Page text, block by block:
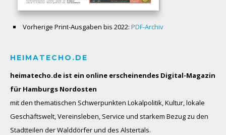
Vorherige Print-Ausgaben bis 2022: PDF-Archiv
HEIMATECHO.DE
heimatecho.de ist ein online erscheinendes Digital-Magazin
für Hamburgs Nordosten
mit den thematischen Schwerpunkten Lokalpolitik, Kultur, lokale
Geschäftswelt, Vereinsleben, Service und starkem Bezug zu den
Stadtteilen der Walddörfer und des Alstertals.